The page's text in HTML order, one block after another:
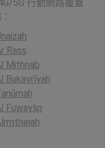
5G 行動網路覆蓋
Rass
Mithnab
Bukayrīyah
Fuwayliq